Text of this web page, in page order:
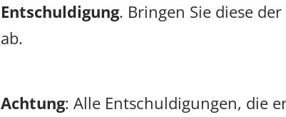
Entschuldigung. Bringen Sie diese
ab.
Achtung: Alle Entschuldigungen, die